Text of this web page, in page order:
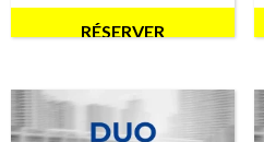
RÉSERVER